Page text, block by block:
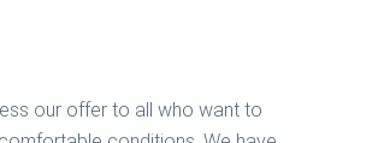
our offer to all who want to